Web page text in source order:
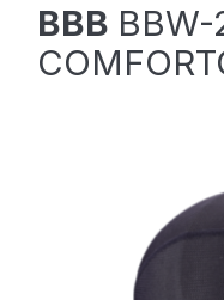
BBB BBW-